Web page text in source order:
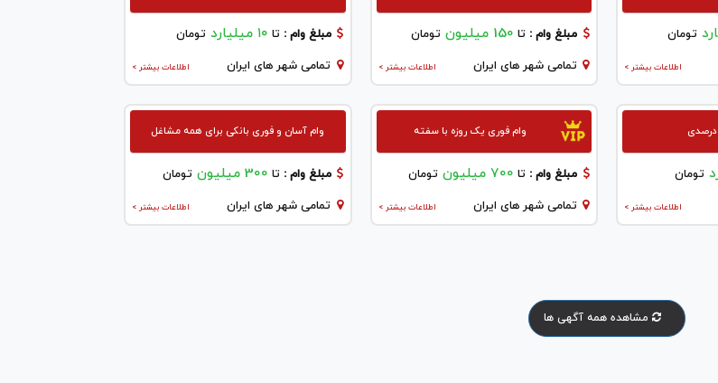
تومان
اطلاعات بیشتر >
مبلغ وام : تا 150 میلیون تومان
اطلاعات بیشتر > تمامی شهر های ایران
مبلغ وام :تا ۱۰ میلیارد تومان
اطلاعات بیشتر > تمامی شهر های ایران
تومان
اطلاعات بیشتر >
وام فوری یک روزه با سفته
مبلغ وام : تا 700 میلیون تومان
اطلاعات بیشتر > تمامی شهر های ایران
وام آسان و فوری بانکی برای همه مشاغل
مبلغ وام :تا 300 میلیون تومان
اطلاعات بیشتر > تمامی شهر های ایران
مشاهده همه آگهی ها